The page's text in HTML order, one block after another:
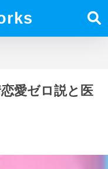
愛ゼロ説と医